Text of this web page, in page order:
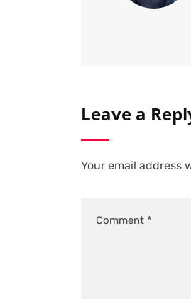
Leave a
Your email address